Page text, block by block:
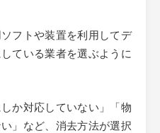
フトや装置を利用してデ
ている業者を選ぶように
か対応していない」「物
」など、消去方法が選択